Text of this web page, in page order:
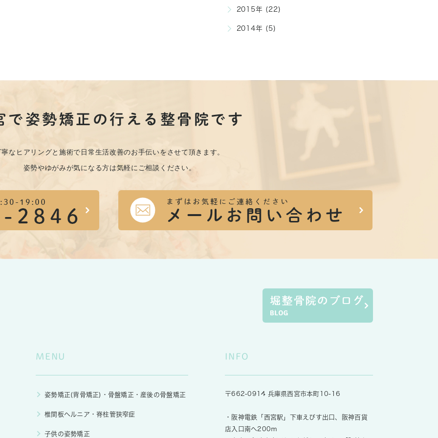
2015年 (22)
2014年 (5)
で姿勢矯正の行える整骨院です
寧なヒアリングと施術で日常生活改善のお手伝いをさせて頂きます。
姿勢やゆがみが気になる方は気軽にご相談ください。
MENU
姿勢矯正(背骨矯正)・骨盤矯正・産後の骨盤矯正
椎間板ヘルニア・脊柱管狭窄症
子供の姿勢矯正
INFO
〒662-0914 兵庫県西宮市本町10-16
・阪神電鉄「西宮駅」下車えびす出口、阪神百貨
店入口南へ200ｍ